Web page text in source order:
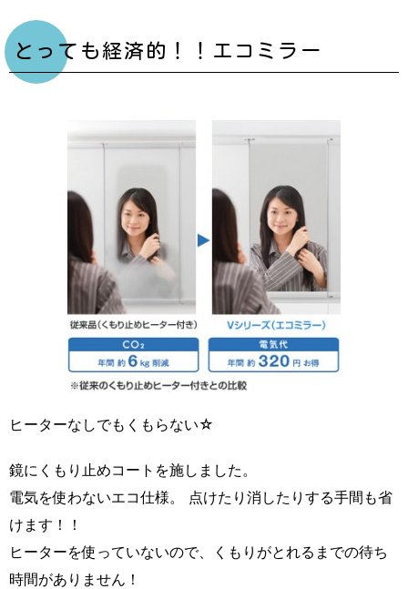
とっても経済的！！エコミラー
ヒーターなしでもくもらない☆
鏡にくもり止めコートを施しました。
電気を使わないエコ仕様。 点けたり消したりする手間も省
けます！！
ヒーターを使っていないので、くもりがとれるまでの待ち
時間がありません！